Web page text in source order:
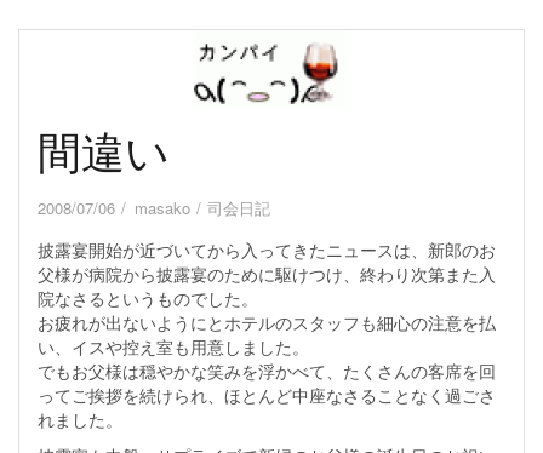
間違い
2008/07/06 masako 司会日記
披露宴開始が近づいてから入ってきたニュースは、新郎のお
父様が病院から披露宴のために駆けつけ、終わり次第また入
院なさるというものでした。
お疲れが出ないようにとホテルのスタッフも細心の注意を払
い、イスや控え室も用意しました。
でもお父様は穏やかな笑みを浮かべて、たくさんの客席を回
ってご挨拶を続けられ、ほとんど中座なさることなく過ごさ
れました。